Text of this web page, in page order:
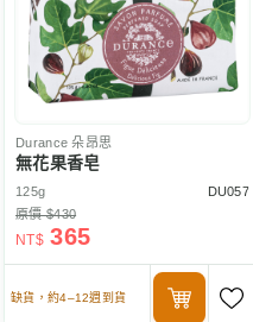
Durance 朵昂思
無花果香皂
125g
DU057
原價 $430
NT$ 365
缺貨，約4–12週到貨